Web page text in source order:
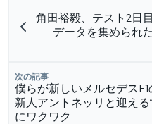
角田裕毅、テスト2日
データを集められ
次の記事
僕らが新しいメルセデスF1
新人アントネッリと迎え
にワクワク